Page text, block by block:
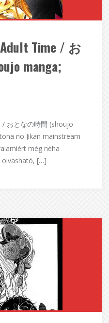
Time / お
manga;
おとなの時間 (shoujo
no Jikan mainstream
még néha
olvasható, […]